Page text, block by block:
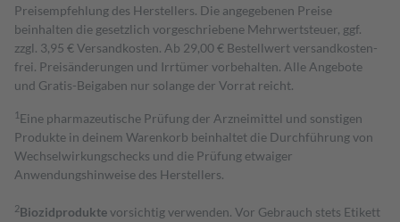
Preisempfehlung des Herstellers. Die angegebenen Preise
beinhalten die gesetzlich vorgeschriebene Mehrwertsteuer, ggf.
zzgl. 3,95 € Versandkosten. Ab 29,00 € Bestell­wert versand­kosten­
frei. Preisänderungen und Irrtümer vorbehalten. Alle Angebote
und Gratis-Beigaben nur solange der Vorrat reicht.
1 Eine pharmazeutische Prüfung der Arzneimittel und sonstigen
Produkte in deinem Warenkorb beinhaltet die Durchführung von
Wechselwirkungschecks und die Prüfung etwaiger
Anwendungshinweise des Herstellers.
2Biozidproduktevorsichtig verwenden. Vor Gebrauch stets Etikett